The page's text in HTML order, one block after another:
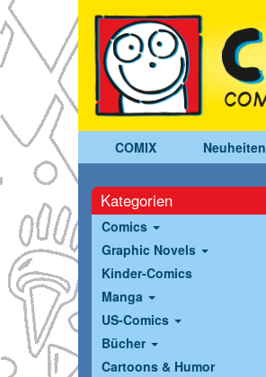
COMIX Neuheiten
Kategorien
Comics
Graphic Novels
Kinder-Comics
Manga
US-Comics
Bücher
Cartoons & Humor